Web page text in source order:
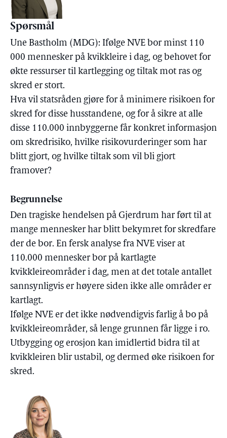
Spørsmål
Une Bastholm (MDG): Ifølge NVE bor minst 110
000 mennesker på kvikkleire i dag, og behovet for
økte ressurser til kartlegging og tiltak mot ras og
skred er stort.
Hva vil statsråden gjøre for å minimere risikoen for
skred for disse husstandene, og for å sikre at alle
disse 110.000 innbyggerne får konkret informasjon
om skredrisiko, hvilke risikovurderinger som har
blitt gjort, og hvilke tiltak som vil bli gjort
framover?
Begrunnelse
Den tragiske hendelsen på Gjerdrum har ført til at
mange mennesker har blitt bekymret for skredfare
der de bor. En fersk analyse fra NVE viser at
110.000 mennesker bor på kartlagte
kvikkleireområder i dag, men at det totale antallet
sannsynligvis er høyere siden ikke alle områder er
kartlagt.
Ifølge NVE er det ikke nødvendigvis farlig å bo på
kvikkleireområder, så lenge grunnen får ligge i ro.
Utbygging og erosjon kan imidlertid bidra til at
kvikkleiren blir ustabil, og dermed øke risikoen for
skred.